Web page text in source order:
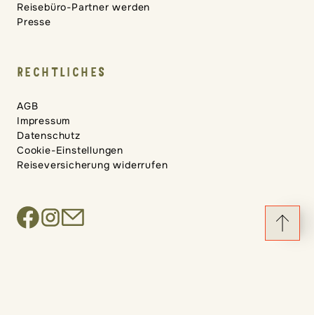
Reisebüro-Partner werden
Presse
RECHTLICHES
AGB
Impressum
Datenschutz
Cookie-Einstellungen
Reiseversicherung widerrufen